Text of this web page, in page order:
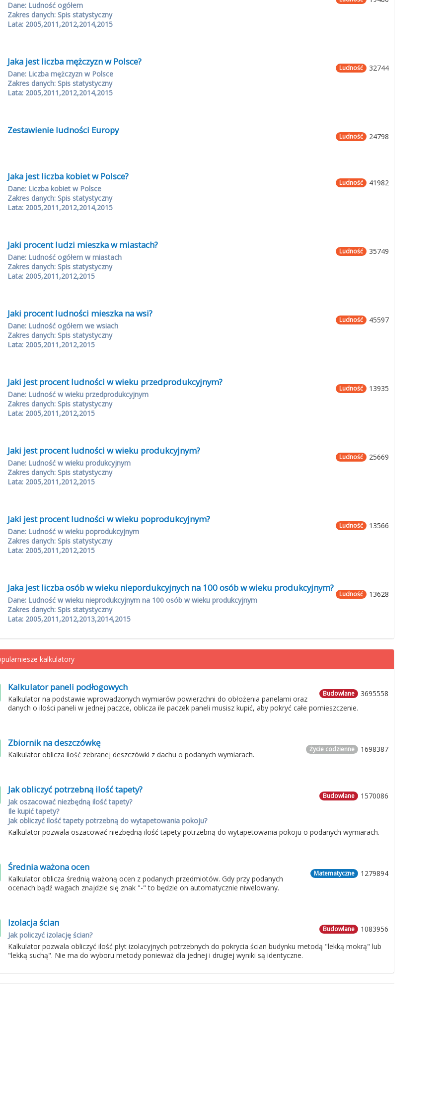
Dane: Ludność ogółem
Zakres danych: Spis statystyczny
Lata: 2005,2011,2012,2014,2015
32744
Ludność
Jaka jest liczba mężczyzn w Polsce?
Dane: Liczba mężczyzn w Polsce
Zakres danych: Spis statystyczny
Lata: 2005,2011,2012,2014,2015
24798
Ludność
Zestawienie ludności Europy
41982
Ludność
Jaka jest liczba kobiet w Polsce?
Dane: Liczba kobiet w Polsce
Zakres danych: Spis statystyczny
Lata: 2005,2011,2012,2014,2015
35749
Ludność
Jaki procent ludzi mieszka w miastach?
Dane: Ludność ogółem w miastach
Zakres danych: Spis statystyczny
Lata: 2005,2011,2012,2015
45597
Ludność
Jaki procent ludności mieszka na wsi?
Dane: Ludność ogółem we wsiach
Zakres danych: Spis statystyczny
Lata: 2005,2011,2012,2015
13935
Ludność
Jaki jest procent ludności w wieku przedprodukcyjnym?
Dane: Ludność w wieku przedprodukcyjnym
Zakres danych: Spis statystyczny
Lata: 2005,2011,2012,2015
25669
Ludność
Jaki jest procent ludności w wieku produkcyjnym?
Dane: Ludność w wieku produkcyjnym
Zakres danych: Spis statystyczny
Lata: 2005,2011,2012,2015
13566
Ludność
Jaki jest procent ludności w wieku poprodukcyjnym?
Dane: Ludność w wieku poprodukcyjnym
Zakres danych: Spis statystyczny
Lata: 2005,2011,2012,2015
13628
Ludność
Jaka jest liczba osób w wieku niepordukcyjnych na 100 osób w wieku produkcyjnym?
Dane: Ludność w wieku nieprodukcyjnym na 100 osób w wieku produkcyjnym
Zakres danych: Spis statystyczny
Lata: 2005,2011,2012,2013,2014,2015
kalkulatory
3695558
Budowlane
Kalkulator paneli podłogowych
Kalkulator na podstawie wprowadzonych wymiarów powierzchni do obłożenia panelami oraz
danych o ilości paneli w jednej paczce, oblicza ile paczek paneli musisz kupić, aby pokryć całe pomieszczenie.
1698387
Życie codzienne
Zbiornik na deszczówkę
Kalkulator oblicza ilość zebranej deszczówki z dachu o podanych wymiarach.
1570086
Budowlane
Jak obliczyć potrzebną ilość tapety?
Jak oszacować niezbędną ilość tapety?
Ile kupić tapety?
Jak obliczyć ilość tapety potrzebną do wytapetowania pokoju?
Kalkulator pozwala oszacować niezbędną ilość tapety potrzebną do wytapetowania pokoju o podanych wymiarach.
1279894
Matematyczne
Średnia ważona ocen
Kalkulator oblicza średnią ważoną ocen z podanych przedmiotów. Gdy przy podanych
ocenach bądź wagach znajdzie się znak "-" to będzie on automatycznie niwelowany.
1083956
Budowlane
Izolacja ścian
Jak policzyć izolację ścian?
Kalkulator pozwala obliczyć ilość płyt izolacyjnych potrzebnych do pokrycia ścian budynku metodą "lekką mokrą" lub
"lekką suchą". Nie ma do wyboru metody ponieważ dla jednej i drugiej wyniki są identyczne.